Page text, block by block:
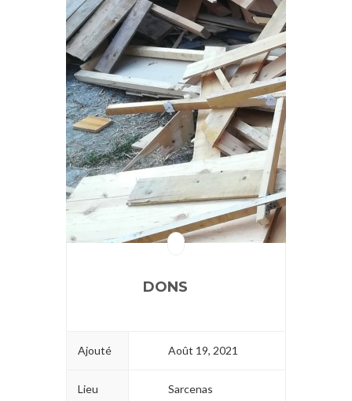
DONS
Ajouté Août 19, 2021
Lieu Sarcenas